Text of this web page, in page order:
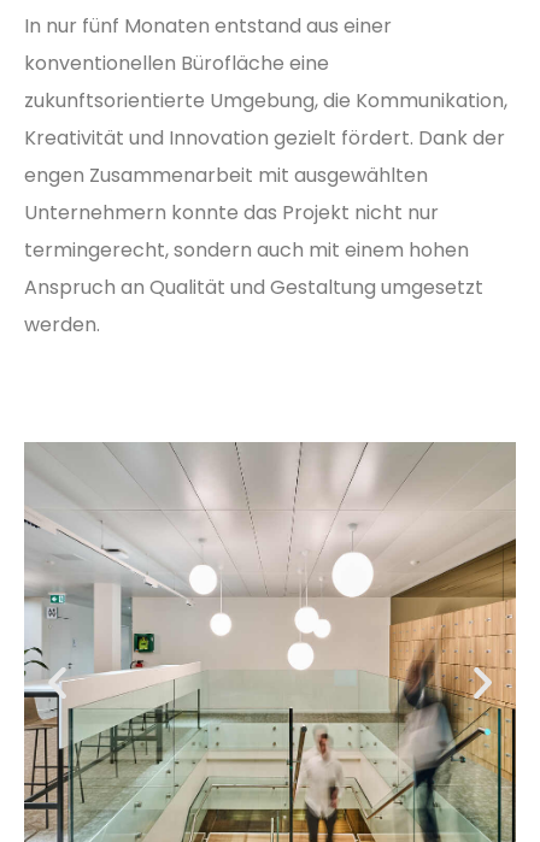
In nur fünf Monaten entstand aus einer
konventionellen Bürofläche eine
zukunftsorientierte Umgebung, die Kommunikation,
Kreativität und Innovation gezielt fördert. Dank der
engen Zusammenarbeit mit ausgewählten
Unternehmern konnte das Projekt nicht nur
termingerecht, sondern auch mit einem hohen
Anspruch an Qualität und Gestaltung umgesetzt
werden.